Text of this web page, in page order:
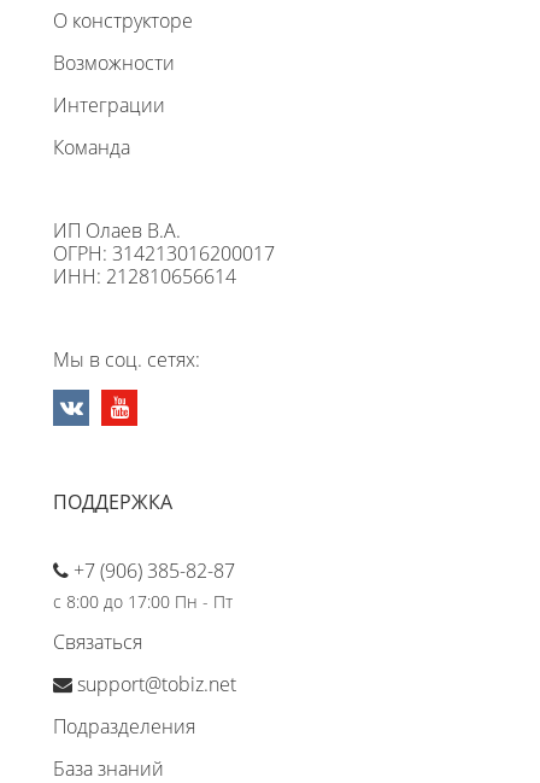
О конструкторе
Возможности
Интеграции
Команда
ИП Олаев В.А.
ОГРН: 314213016200017
ИНН: 212810656614
Мы в соц. сетях:
ПОДДЕРЖКА
+7 (906) 385-82-87
с 8:00 до 17:00 Пн - Пт
Связаться
support@tobiz.net
Подразделения
База знаний